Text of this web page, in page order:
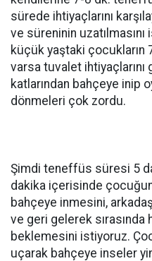
sürede ihtiyaçlarını
ve süreninin
küçük yaştaki çocukların
varsa tuvalet
katlarından bahçeye inip
dönmeleri çok zordu.
Şimdi teneffüs süresi 5
dakika içerisinde
bahçeye inmesini,
ve geri gelerek sırasında
beklemesini istiyoruz.
uçarak bahçeye inseler